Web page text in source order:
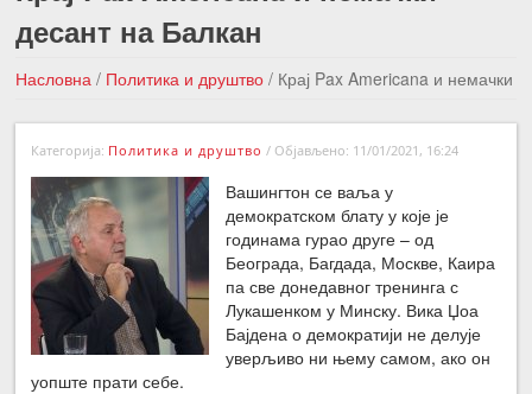
десант на Балкан
Насловна / Политика и друштво / Крај Pax Americana и немачки
десант на Балкан
←Претходна вест
Следећа вест →
Категорија: Политика и друштво / Објављено: 11/01/2021, 16:24
Вашингтон се ваља у
демократском блату у које је
годинама гурао друге – од
Београда, Багдада, Москве, Каира
па све донедавног тренинга с
Лукашенком у Минску. Вика Џоа
Бајдена о демократији не делује
уверљиво ни њему самом, ако он
уопште прати себе.